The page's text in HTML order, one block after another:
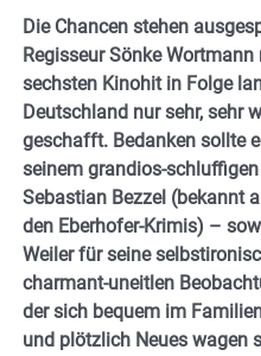
Die Chancen stehen
Regisseur Sönke Wortmann
sechsten Kinohit in Folge
Deutschland nur sehr, sehr
geschafft. Bedanken sollte
seinem grandios-
Sebastian Bezzel (bekannt
den Eberhofer-Krimis) –
Weiler für seine
charmant-uneitlen
der sich bequem im
und plötzlich Neues wagen